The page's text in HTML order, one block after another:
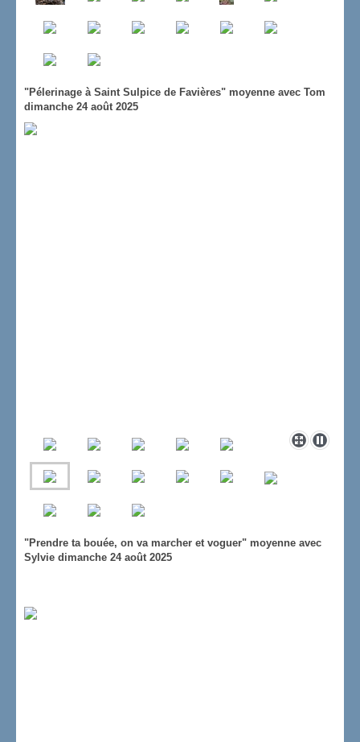
"Pélerinage à Saint Sulpice de Favières" moyenne avec Tom
dimanche 24 août 2025
"Prendre ta bouée, on va marcher et voguer" moyenne avec
Sylvie dimanche 24 août 2025